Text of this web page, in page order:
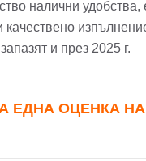
налични удобства,
качествено
и през 2025 г.
ЕДНА ОЦЕНКА НА
стигна до